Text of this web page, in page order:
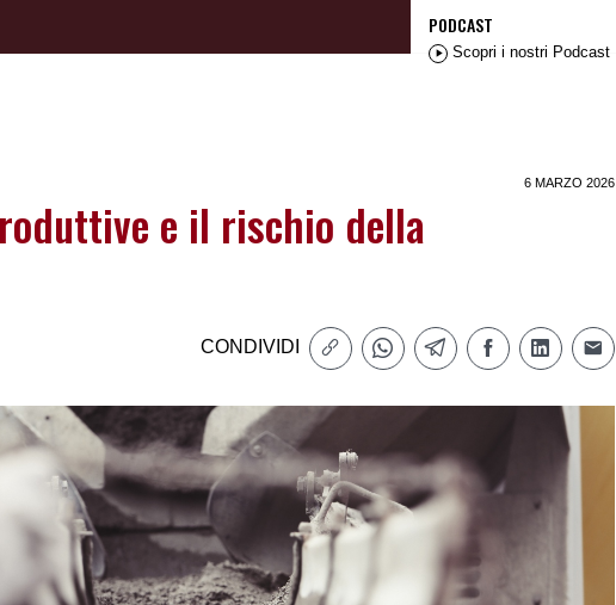
PODCAST
Scopri i nostri Podcast
6 MARZO 2026
e il rischio della
CONDIVIDI